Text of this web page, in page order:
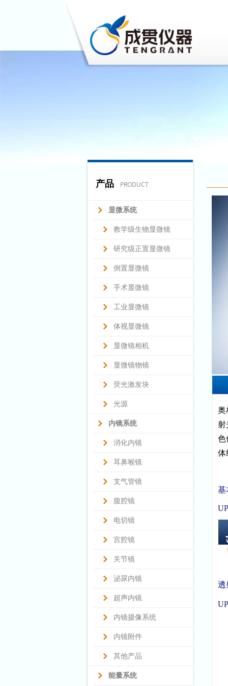
产品 PRODUCT
显微系统
教学级生物显微镜
研究级正置显微镜
倒置显微镜
手术显微镜
工业显微镜
体视显微镜
显微镜相机
显微镜物镜
荧光激发块
光源
内镜系统
消化内镜
耳鼻喉镜
支气管镜
腹腔镜
电切镜
宫腔镜
关节镜
泌尿内镜
超声内镜
内镜摄像系统
内镜附件
其他产品
能量系统
奥
射
色
体
基
透